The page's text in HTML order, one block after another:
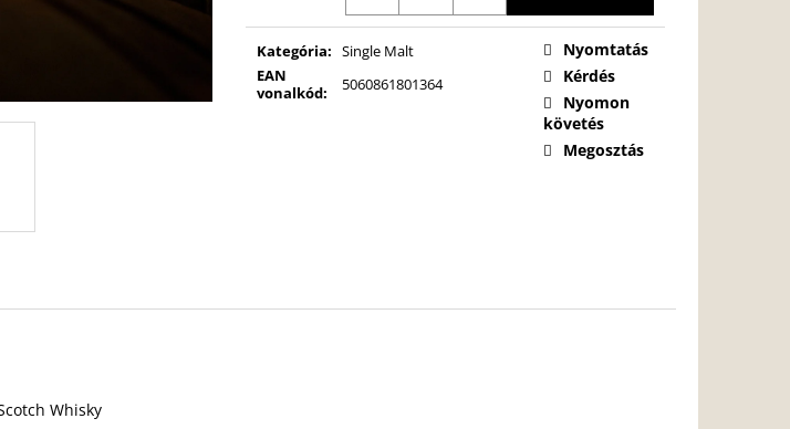
Kategória: Single Malt
EAN
vonalkód: 5060861801364
Nyomtatás
Kérdés
Nyomon
követés
Megosztás
Whisky